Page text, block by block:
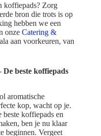
koffiepads? Zorg
bron die trots is op
hebben we een
onze Catering &
aan voorkeuren, van
beste koffiepads
aromatische
kop, wacht op je.
beste koffiepads en
ben je nu klaar
beginnen. Vergeet